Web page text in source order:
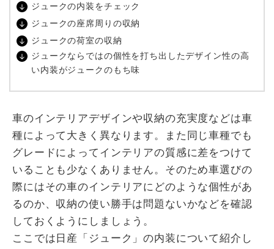
ジュークの内装をチェック
ジュークの座席周りの収納
ジュークの荷室の収納
ジュークならではの個性を打ち出したデザイン性の高
い内装がジュークのもち味
車のインテリアデザインや収納の充実度などは車
種によって大きく異なります。また同じ車種でも
グレードによってインテリアの質感に差をつけて
いることも少なくありません。そのため車選びの
際にはその車のインテリアにどのような個性があ
るのか、収納の使い勝手は問題ないかなどを確認
しておくようにしましょう。
ここでは日産「ジューク」の内装について紹介し